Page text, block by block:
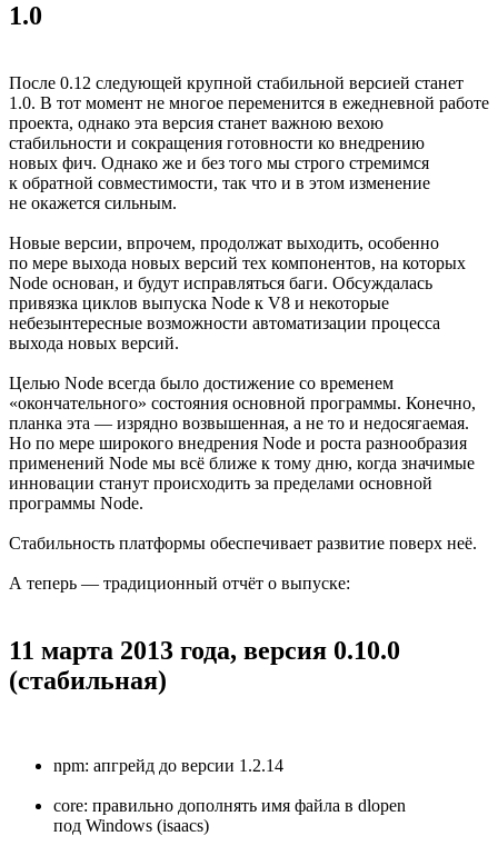
1.0
После 0.12 следующей крупной стабильной версией станет
1.0. В тот момент не многое переменится в ежедневной работе
проекта, однако эта версия станет важною вехою
стабильности и сокращения готовности ко внедрению
новых фич. Однако же и без того мы строго стремимся
к обратной совместимости, так что и в этом изменение
не окажется сильным.
Новые версии, впрочем, продолжат выходить, особенно
по мере выхода новых версий тех компонентов, на которых
Node основан, и будут исправляться баги. Обсуждалась
привязка циклов выпуска Node к V8 и некоторые
небезынтересные возможности автоматизации процесса
выхода новых версий.
Целью Node всегда было достижение со временем
«окончательного» состояния основной программы. Конечно,
планка эта — изрядно возвышенная, а не то и недосягаемая.
Но по мере широкого внедрения Node и роста разнообразия
применений Node мы всё ближе к тому дню, когда значимые
инновации станут происходить за пределами основной
программы Node.
Стабильность платформы обеспечивает развитие поверх неё.
А теперь — традиционный отчёт о выпуске:
11 марта 2013 года, версия 0.10.0
(стабильная)
npm: апгрейд до версии 1.2.14
core: правильно дополнять имя файла в dlopen
под Windows (isaacs)